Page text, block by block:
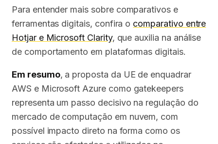
Para entender mais sobre comparativos e
ferramentas digitais, confira o comparativo entre
Hotjar e Microsoft Clarity, que auxilia na análise
de comportamento em plataformas digitais.
Em resumo, a proposta da UE de enquadrar
AWS e Microsoft Azure como gatekeepers
representa um passo decisivo na regulação do
mercado de computação em nuvem, com
possível impacto direto na forma como os